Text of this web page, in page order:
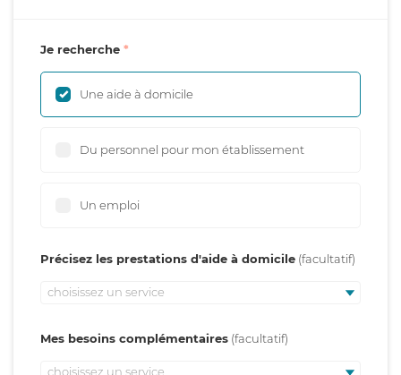
Je recherche
Une aide à domicile
Du personnel pour mon établissement
Un emploi
Précisez les prestations d'aide à domicile
choisissez un service
Mes besoins complémentaires
choisissez un service